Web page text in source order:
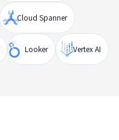
Cloud Spanner
Looker Vertex AI